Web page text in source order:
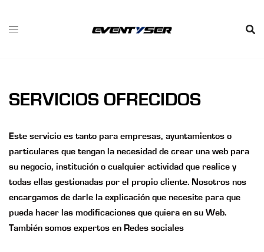
SERVICIOS OFRECIDOS
Este servicio es tanto para empresas, ayuntamientos o
particulares que tengan la necesidad de crear una web para
su negocio, institución o cualquier actividad que realice y
todas ellas gestionadas por el propio cliente. Nosotros nos
encargamos de darle la explicación que necesite para que
pueda hacer las modificaciones que quiera en su Web.
También somos expertos en Redes sociales